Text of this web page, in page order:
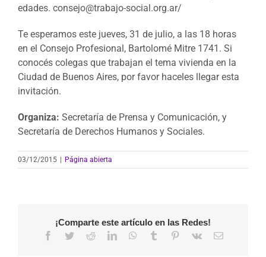
edades. consejo@trabajo-social.org.ar/
Te esperamos este jueves, 31 de julio, a las 18 horas
en el Consejo Profesional, Bartolomé Mitre 1741. Si
conocés colegas que trabajan el tema vivienda en la
Ciudad de Buenos Aires, por favor haceles llegar esta
invitación.
Organiza: Secretaría de Prensa y Comunicación, y
Secretaría de Derechos Humanos y Sociales.
03/12/2015 | Página abierta
¡Comparte este artículo en las Redes!
Facebook
TwitterRedditLinkedInWhatsApp
Tumblr Pinterest
Vk
Correo